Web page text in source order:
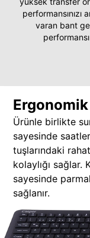
performansınızı
varan bant
Ürünle birlikte
sayesinde
tuşlarındaki
kolaylığı sağlar.
sayesinde
sağlanır.